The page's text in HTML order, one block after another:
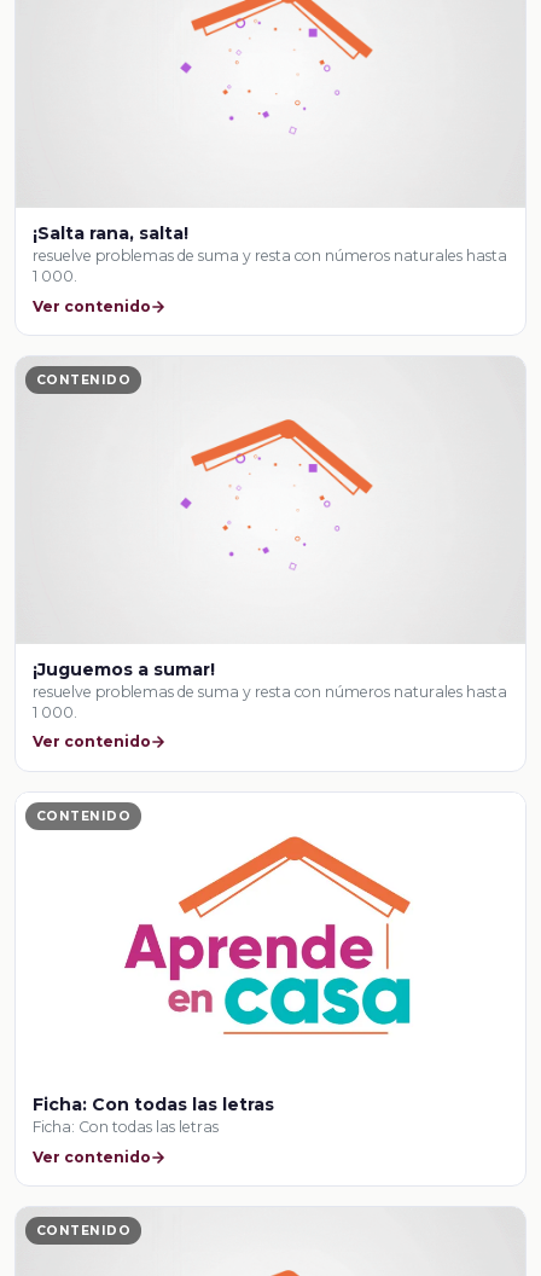
¡Salta rana, salta!
resuelve problemas de suma y resta con números naturales hasta
1 000.
Ver contenido
CONTENIDO
¡Juguemos a sumar!
resuelve problemas de suma y resta con números naturales hasta
1 000.
Ver contenido
CONTENIDO
Ficha: Con todas las letras
Ficha: Con todas las letras
Ver contenido
CONTENIDO